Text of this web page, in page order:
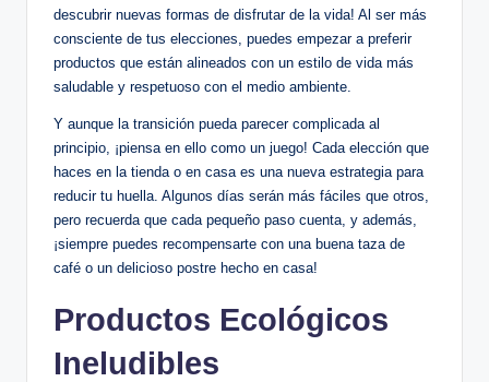
descubrir nuevas formas de disfrutar de la vida! Al ser más
consciente de tus elecciones, puedes empezar a preferir
productos que están alineados con un estilo de vida más
saludable y respetuoso con el medio ambiente.
Y aunque la transición pueda parecer complicada al
principio, ¡piensa en ello como un juego! Cada elección que
haces en la tienda o en casa es una nueva estrategia para
reducir tu huella. Algunos días serán más fáciles que otros,
pero recuerda que cada pequeño paso cuenta, y además,
¡siempre puedes recompensarte con una buena taza de
café o un delicioso postre hecho en casa!
Productos Ecológicos
Ineludibles